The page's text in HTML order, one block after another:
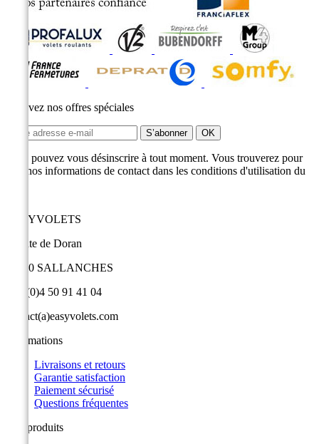
Recevez nos offres spéciales
Vous pouvez vous désinscrire à tout moment. Vous trouverez pour
cela nos informations de contact dans les conditions d'utilisation du
EASYVOLETS
9 route de Doran
74700 SALLANCHES
+33 (0)4 50 91 41 04
contact(a)easyvolets.com
Informations
Livraisons et retours
Garantie satisfaction
Paiement sécurisé
Questions fréquentes
Nos produits